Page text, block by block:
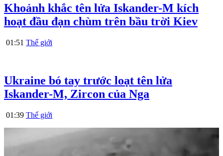
Khoảnh khắc tên lửa Iskander-M kích
hoạt đầu đạn chùm trên bầu trời Kiev
01:51 Thế giới
Ukraine bó tay trước loạt tên lửa
Iskander-M, Zircon của Nga
01:39 Thế giới